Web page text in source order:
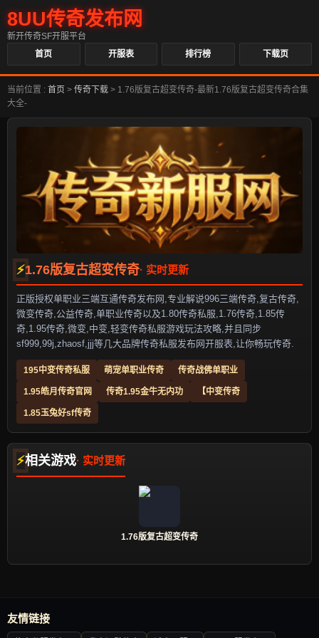
8UU传奇发布网
新开传奇SF开服平台
首页
开服表 排行榜 下载页
当前位置 : 首页 > 传奇下载 > 1.76版复古超变传奇-最新1.76版复古超变传奇合集
大全-
1.76版复古超变传奇
正版授权单职业三端互通传奇发布网,专业解说996三端传奇,复古传奇,
微变传奇,公益传奇,单职业传奇以及1.80传奇私服,1.76传奇,1.85传
奇,1.95传奇,微变,中变,轻变传奇私服游戏玩法攻略,并且同步
sf999,99j,zhaosf,jjj等几大品牌传奇私服发布网开服表,让你畅玩传奇.
195中变传奇私服 萌宠单职业传奇 传奇战佛单职业
1.95皓月传奇官网 传奇1.95金牛无内功 【中变传奇
1.85玉兔好sf传奇
相关游戏
1.76版复古超变传奇
友情链接